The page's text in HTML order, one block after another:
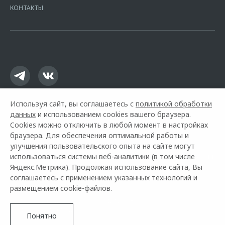
16.01.2015. Предложение ограничено и не является публичной
КОНТАКТЫ
Горячая линия OMODA: +7 (351) 211-66-11
Используя сайт, вы соглашаетесь с политикой обработки
данных и использованием cookies вашего браузера.
Cookies можно отключить в любой момент в настройках
браузера. Для обеспечения оптимальной работы и
улучшения пользовательского опыта на сайте могут
использоваться системы веб-аналитики (в том числе
Яндекс.Метрика). Продолжая использование сайта, Вы
соглашаетесь с применением указанных технологий и
размещением cookie-файлов.
Понятно